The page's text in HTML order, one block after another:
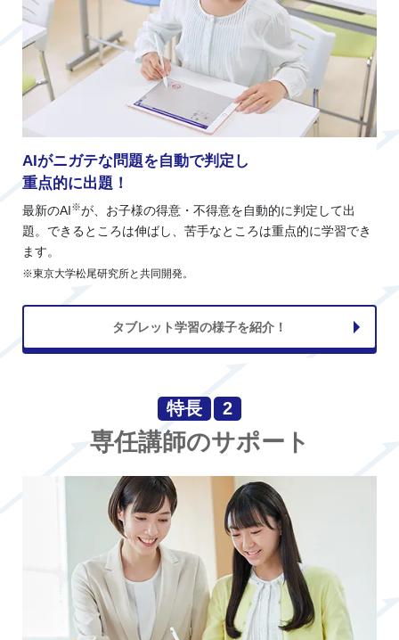
AIがニガテな問題を自動で判定し
重点的に出題！
最新のAI※が、お子様の得意・不得意を自動的に判定して出
題。できるところは伸ばし、苦手なところは重点的に学習でき
ます。
※東京大学松尾研究所と共同開発。
タブレット学習の様子を紹介！
特長 2
専任講師のサポート